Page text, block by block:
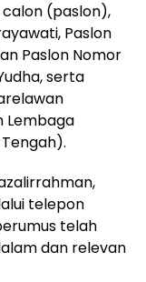
(paslon),
Paslon
Paslon Nomor
serta
Lembaga
telepon
telah
dan relevan